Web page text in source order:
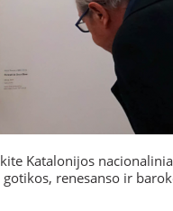
Katalonijos
renesanso ir